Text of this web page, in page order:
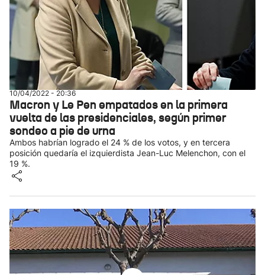
10/04/2022 - 20:36
Macron y Le Pen empatados en la primera
vuelta de las presidenciales, según primer
sondeo a pie de urna
Ambos habrían logrado el 24 % de los votos, y en tercera
posición quedaría el izquierdista Jean-Luc Melenchon, con el
19 %.